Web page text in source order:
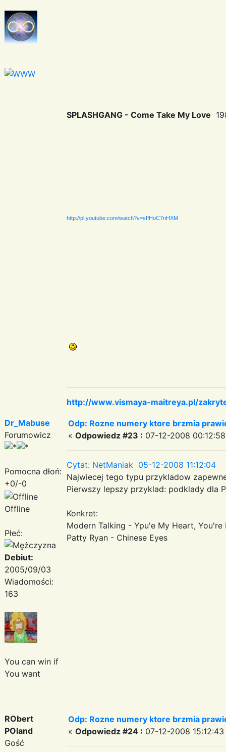
SPLASHGANG - Come Take My Love
http://pl.youtube.com/watch?v=sffHoC7nHXM
http://www.vismaya-maitreya.pl/
Dr_Mabuse
Forumowicz
Pomocna dłoń:
+0/-0
Offline
Płeć:
Debiut:
2005/09/03
Wiadomości:
163
You can win if
You want
Odp: Rozne numery ktore brzmia
« Odpowiedz #23 : 07-12-2008
Cytat: NetManiak 05-12-2008 11:12:04
Najwiecej tego typu przykladow
Pierwszy lepszy przyklad: podklady dla
Konkret:
Modern Talking - Ypu'e My Heart, You're
Patty Ryan - Chinese Eyes
RObert
POland
Gość
Odp: Rozne numery ktore brzmia
« Odpowiedz #24 : 07-12-2008 15:12:43